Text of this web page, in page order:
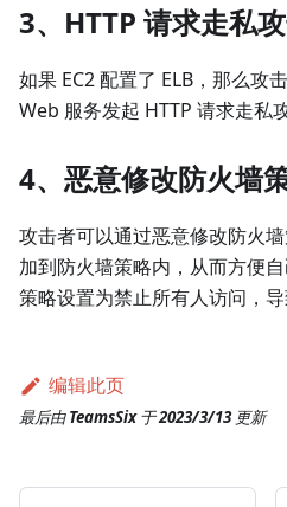
3、HTTP 请求走私
如果 EC2 配置了 ELB，那么攻
Web 服务发起 HTTP 请求走私
4、恶意修改防火墙
攻击者可以通过恶意修改防火
加到防火墙策略内，从而方便
策略设置为禁止所有人访问，
编辑此页
最后由TeamsSix 于2023/3/13 更新